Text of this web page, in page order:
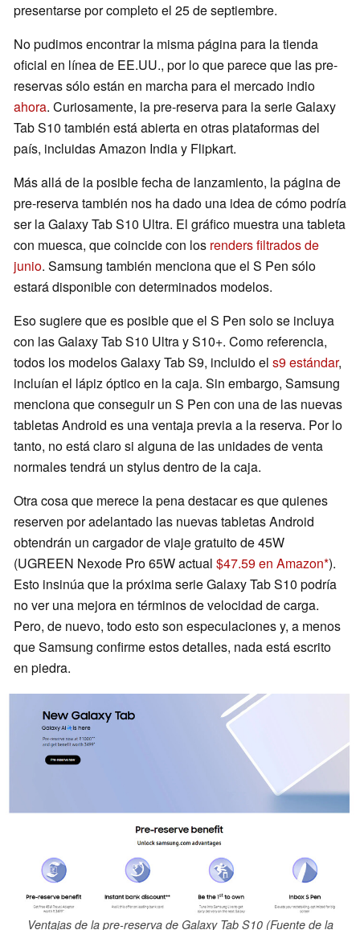
presentarse por completo el 25 de septiembre.
No pudimos encontrar la misma página para la tienda
oficial en línea de EE.UU., por lo que parece que las pre-
reservas sólo están en marcha para el mercado indio
ahora. Curiosamente, la pre-reserva para la serie Galaxy
Tab S10 también está abierta en otras plataformas del
país, incluidas Amazon India y Flipkart.
Más allá de la posible fecha de lanzamiento, la página de
pre-reserva también nos ha dado una idea de cómo podría
ser la Galaxy Tab S10 Ultra. El gráfico muestra una tableta
con muesca, que coincide con los renders filtrados de
junio. Samsung también menciona que el S Pen sólo
estará disponible con determinados modelos.
Eso sugiere que es posible que el S Pen solo se incluya
con las Galaxy Tab S10 Ultra y S10+. Como referencia,
todos los modelos Galaxy Tab S9, incluido el s9 estándar,
incluían el lápiz óptico en la caja. Sin embargo, Samsung
menciona que conseguir un S Pen con una de las nuevas
tabletas Android es una ventaja previa a la reserva. Por lo
tanto, no está claro si alguna de las unidades de venta
normales tendrá un stylus dentro de la caja.
Otra cosa que merece la pena destacar es que quienes
reserven por adelantado las nuevas tabletas Android
obtendrán un cargador de viaje gratuito de 45W
(UGREEN Nexode Pro 65W actual $47.59 en Amazon ).
Esto insinúa que la próxima serie Galaxy Tab S10 podría
no ver una mejora en términos de velocidad de carga.
Pero, de nuevo, todo esto son especulaciones y, a menos
que Samsung confirme estos detalles, nada está escrito
en piedra.
Ventajas de la pre-reserva de Galaxy Tab S10 (Fuente de la